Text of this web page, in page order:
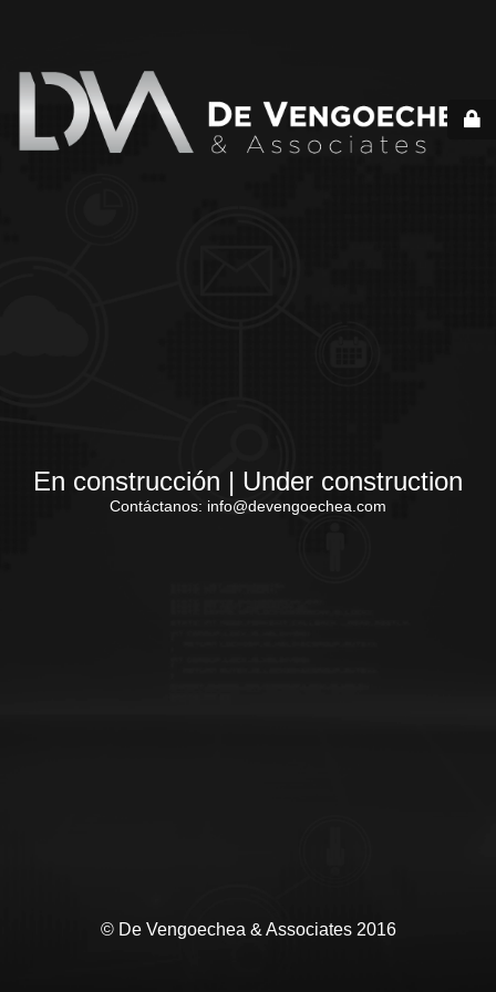
En construcción | Under construction
Contáctanos: info@devengoechea.com
© De Vengoechea & Associates 2016